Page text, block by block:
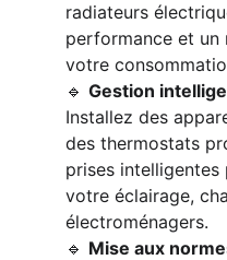
radiateurs
performance et un
votre
🔹 Gestion
Installez des
des thermostats
prises
votre éclairage,
électroménagers.
🔹 Mise aux